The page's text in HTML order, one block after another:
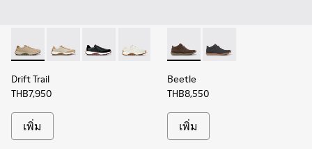
Drift Trail - K100928-026 - รองเท้าผ้าใบหนังและหนังกลับหล
Drift Trail - K100928-023
Drift Trail - K100928-021
Drift Trail - K100928-001
Drift Trail
THB7,950
เพิ่ม
Beetle - 36678-090 - รอง
Beetle - 36678-086
Beetle
THB8,550
เพิ่ม